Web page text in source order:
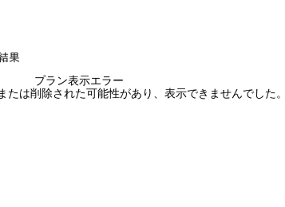
プラン表示エラー
たは削除された可能性があり、表示できませんでした。